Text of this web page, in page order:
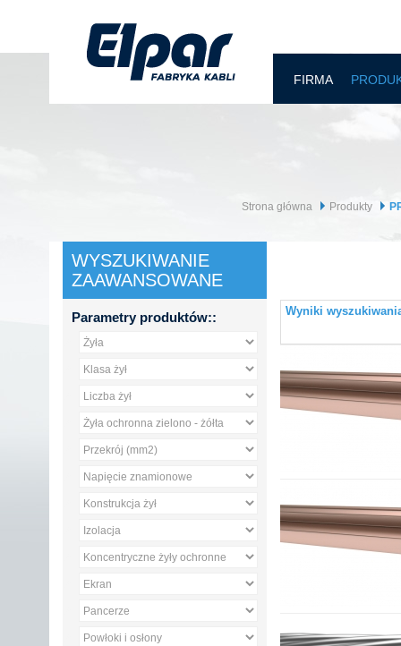
FIRMA
Strona główna Produkty
WYSZUKIWANIE
ZAAWANSOWANE
Parametry produktów:: Wyniki